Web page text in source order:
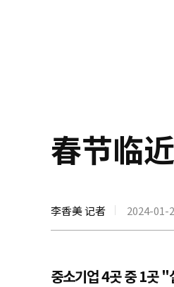
春节临
李香美 记者 2024-01-
중소기업 4곳 중 1곳